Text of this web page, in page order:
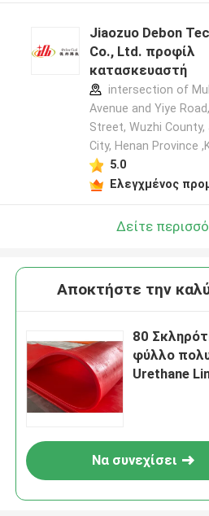
Jiaozuo Debon
Co., Ltd. προφίλ
κατασκευαστή
intersection of
Avenue and Yiye
Street, Wuzhi
City, Henan Province
5.0
Ελεγχμένος
Δείτε
Αποκτήστε την
80
φύλλο
Urethane
Να συνεχίσει